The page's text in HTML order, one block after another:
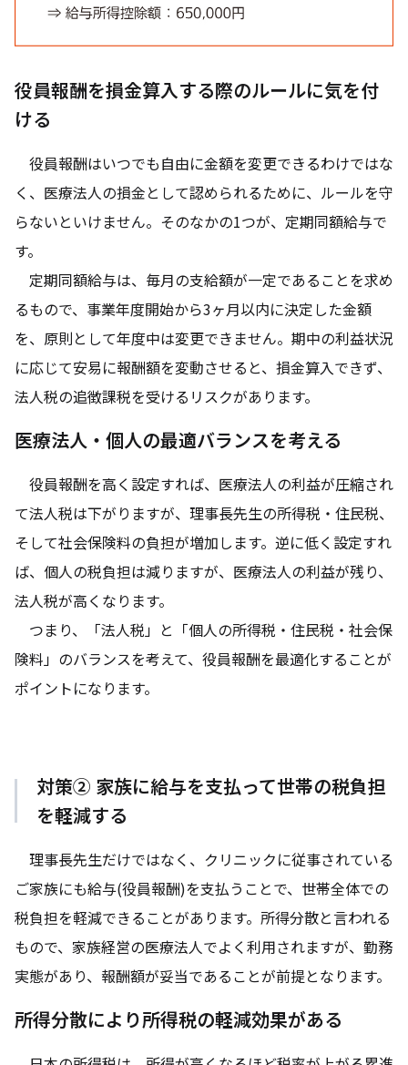
役員報酬を損金算入する際のルールに気を付
ける
役員報酬はいつでも自由に金額を変更できるわけではな
く、医療法人の損金として認められるために、ルールを守
らないといけません。そのなかの1つが、定期同額給与で
す。
定期同額給与は、毎月の支給額が一定であることを求め
るもので、事業年度開始から3ヶ月以内に決定した金額
を、原則として年度中は変更できません。期中の利益状況
に応じて安易に報酬額を変動させると、損金算入できず、
法人税の追徴課税を受けるリスクがあります。
医療法人・個人の最適バランスを考える
役員報酬を高く設定すれば、医療法人の利益が圧縮され
て法人税は下がりますが、理事長先生の所得税・住民税、
そして社会保険料の負担が増加します。逆に低く設定すれ
ば、個人の税負担は減りますが、医療法人の利益が残り、
法人税が高くなります。
つまり、「法人税」と「個人の所得税・住民税・社会保
険料」のバランスを考えて、役員報酬を最適化することが
ポイントになります。
対策② 家族に給与を支払って世帯の税負担
を軽減する
理事長先生だけではなく、クリニックに従事されている
ご家族にも給与(役員報酬)を支払うことで、世帯全体での
税負担を軽減できることがあります。所得分散と言われる
もので、家族経営の医療法人でよく利用されますが、勤務
実態があり、報酬額が妥当であることが前提となります。
所得分散により所得税の軽減効果がある